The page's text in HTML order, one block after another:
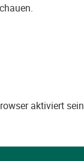
aktiviert sein